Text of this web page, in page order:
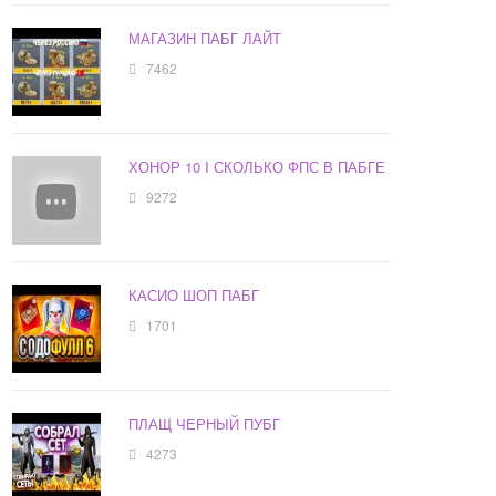
МАГАЗИН ПАБГ ЛАЙТ
7462
ХОНОР 10 I СКОЛЬКО ФПС В ПАБГЕ
9272
КАСИО ШОП ПАБГ
1701
ПЛАЩ ЧЕРНЫЙ ПУБГ
4273